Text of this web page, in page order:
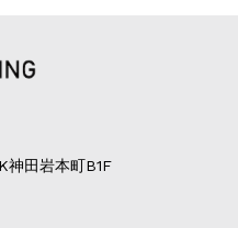
神田岩本町B1F